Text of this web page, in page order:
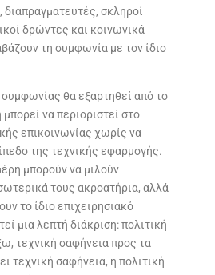
σκληροί
δρώντες και κοινωνικά
τη συμφωνία με τον ίδιο
θα εξαρτηθεί από το
να περιοριστεί στο
επικοινωνίας χωρίς να
της τεχνικής εφαρμογής.
μπορούν να μιλούν
τους ακροατήρια, αλλά
το ίδιο επιχειρησιακό
μια λεπτή διάκριση: πολιτική
τεχνική σαφήνεια προς τα
τεχνική σαφήνεια, η πολιτική